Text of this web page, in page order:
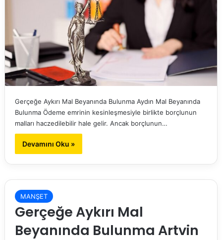
Gerçeğe Aykırı Mal Beyanında Bulunma Aydın Mal Beyanında
Bulunma Ödeme emrinin kesinleşmesiyle birlikte borçlunun
malları haczedilebilir hale gelir. Ancak borçlunun…
Devamını Oku »
MANŞET
Gerçeğe Aykırı Mal
Beyanında Bulunma Artvin